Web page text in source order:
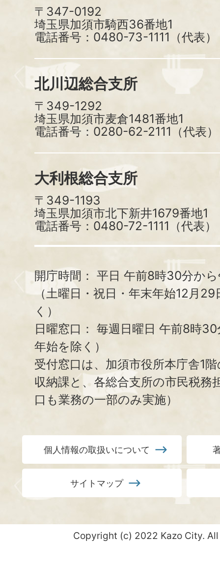
〒347-0192
埼玉県加須市騎西36番地1
電話番号：0480-73-1111（代表）
北川辺総合支所
〒349-1292
埼玉県加須市麦倉1481番地1
電話番号：0280-62-2111（代表）
大利根総合支所
〒349-1193
埼玉県加須市北下新井1679番地1
電話番号：0480-72-1111（代表）
開庁時間： 平日 午前8時30分か
（土曜日・祝日・年末年始12月
く）
日曜窓口： 毎週日曜日 午前8時
年始を除く）
受付窓口は、加須市役所本庁舎1
収納課と、 各総合支所の市民税務
口も業務の一部のみ実施）
個人情報の取扱いについて
サイトマップ
Copyright (c) 2022 Kazo City.